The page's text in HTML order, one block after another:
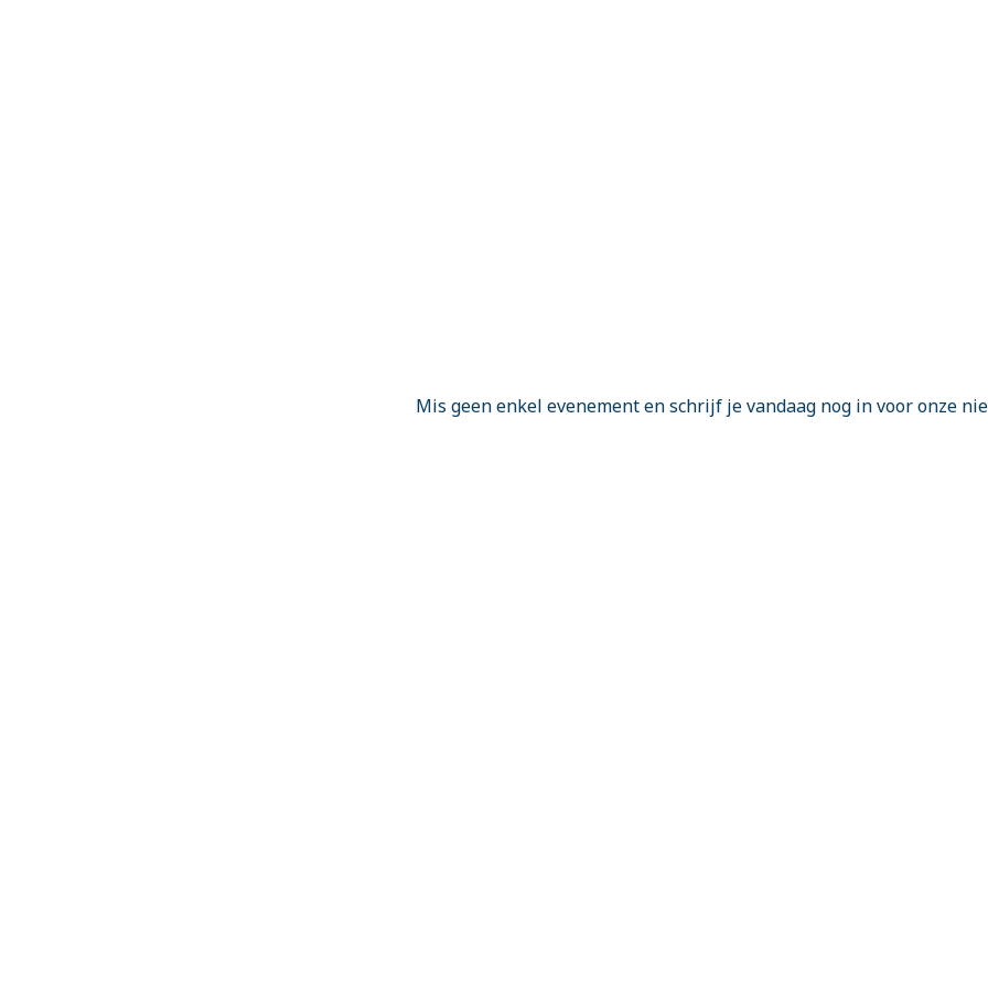
Mis geen enkel evenement en schrijf je vandaag nog in voor onze